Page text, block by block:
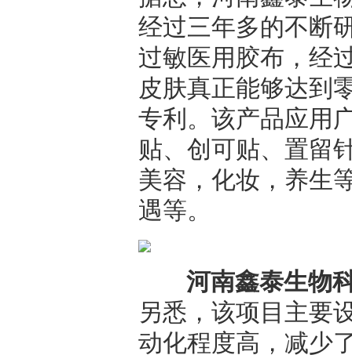
经过三年多的不断
过敏医用胶布，经
皮肤真正能够达到
专利。该产品应用
贴、创可贴、置留
美容，化妆，养生
遇等。
河南鑫泰生物
另悉，该项目主要
动化程度高，减少